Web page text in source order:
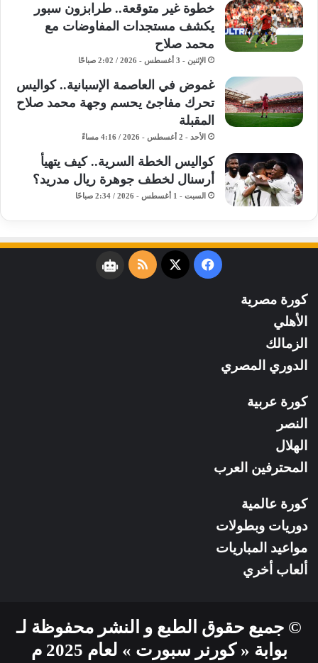
خطوة غير متوقعة.. طرابزون سبور
يكشف مستجدات المفاوضات مع
محمد صلاح
الإثنين - 3 أغسطس - 2026 / 2:02 صباحًا
غموض في العاصمة الإسبانية.. كواليس
تحرك مفاجئ يحسم وجهة محمد صلاح
المقبلة
الأحد - 2 أغسطس - 2026 / 4:16 مساءً
كواليس الخطة السرية.. كيف يتهيأ
أرسنال لخطف جوهرة ريال مدريد؟
السبت - 1 أغسطس - 2026 / 2:34 صباحًا
فيسبوك
‫X
ملخصنبض
كورة مصرية
الأهلي
الزمالك
الدوري المصري
كورة عربية
النصر
الهلال
المحترفين العرب
كورة عالمية
دوريات وبطولات
مواعيد المباريات
ألعاب أخري
© جميع حقوق الطبع و النشر محفوظة لـ
بوابة « كورنر سبورت » لعام 2025 م